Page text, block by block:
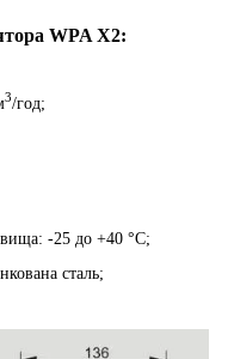
WPA X2:
3/год;
-25 до +40 °С;
сталь;